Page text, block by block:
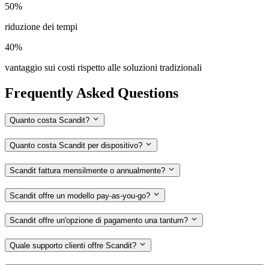
50%
riduzione dei tempi
40%
vantaggio sui costi rispetto alle soluzioni tradizionali
Frequently Asked Questions
Quanto costa Scandit?
Quanto costa Scandit per dispositivo?
Scandit fattura mensilmente o annualmente?
Scandit offre un modello pay-as-you-go?
Scandit offre un'opzione di pagamento una tantum?
Quale supporto clienti offre Scandit?